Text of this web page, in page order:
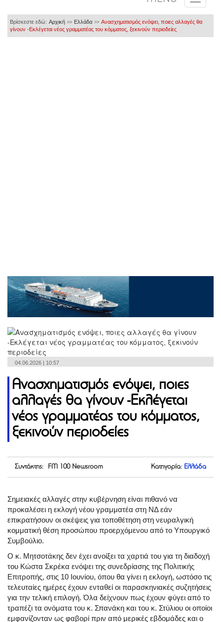
Βρίσκεστε εδώ: Αρχική >> Ελλάδα >> Ανασχηματισμός ενόψει, ποιες αλλαγές θα
γίνουν -Εκλέγεται νέος γραμματέας του κόμματος, ξεκινούν περιοδείες
04.06.2026 | 10:57
Ανασχηματισμός ενόψει, ποιες
αλλαγές θα γίνουν -Εκλέγεται
νέος γραμματέας του κόμματος,
ξεκινούν περιοδείες
Συντάκτης: FM 100 Newsroom Κατηγορία: Ελλάδα
Σημειακές αλλαγές στην κυβέρνηση είναι πιθανό να
προκαλέσει η εκλογή νέου γραμματέα στη ΝΔ εάν
επικρατήσουν οι σκέψεις για τοποθέτηση στη νευραλγική
κομματική θέση προσώπου προερχόμενου από το Υπουργικό
Συμβούλιο.
Ο κ. Μητσοτάκης δεν έχει ανοίξει τα χαρτιά του για τη διαδοχή
του Κώστα Σκρέκα ενόψει της συνεδρίασης της Πολιτικής
Επιτροπής, στις 10 Ιουνίου, όπου θα γίνει η εκλογή, ωστόσο τις
τελευταίες ημέρες έχουν ενταθεί οι παρασκηνιακές συζητήσεις
για την τελική επιλογή. Όλα δείχνουν πως έχουν φύγει από το
τραπέζι τα ονόματα του κ. Σπανάκη και του κ. Στύλιου οι οποίοι
εμφανίζονταν ως φαβορί πριν από μερικές εβδομάδες και ο